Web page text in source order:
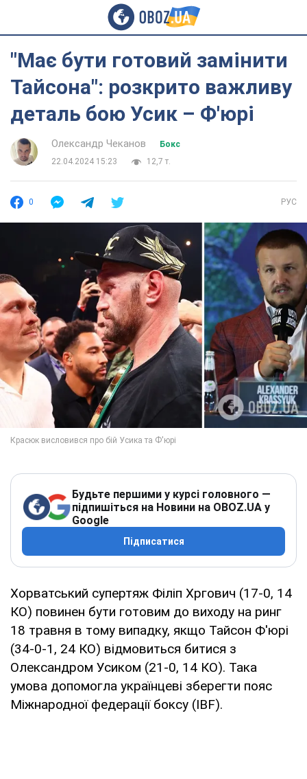
"Має бути готовий замінити
Тайсона": розкрито важливу
деталь бою Усик – Ф'юрі
Олександр Чеканов
Бокс
22.04.2024 15:23
12,7 т.
0 РУС
Будьте першими у курсі головного —
підпишіться на Новини на OBOZ.UA у
Google
Підписатися
Хорватський супертяж Філіп Хргович (17-0, 14
КО) повинен бути готовим до виходу на ринг
18 травня в тому випадку, якщо Тайсон Ф'юрі
(34-0-1, 24 КО) відмовиться битися з
Олександром Усиком (21-0, 14 КО). Така
умова допомогла українцеві зберегти пояс
Міжнародної федерації боксу (IBF).